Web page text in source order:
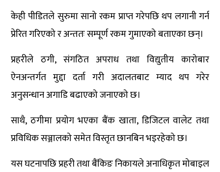
केही पीडितले सुरुमा सानो रकम प्राप्त गरेपछि थप लगानी गर्न
प्रेरित गरिएको र अन्ततः सम्पूर्ण रकम गुमाएको बताएका छन्।
प्रहरीले ठगी, संगठित अपराध तथा विद्युतीय कारोबार
ऐनअन्तर्गत मुद्दा दर्ता गरी अदालतबाट म्याद थप गरेर
अनुसन्धान अगाडि बढाएको जनाएको छ।
साथै, ठगीमा प्रयोग भएका बैंक खाता, डिजिटल वालेट तथा
प्रविधिक सञ्जालको समेत विस्तृत छानबिन भइरहेको छ।
यस घटनापछि प्रहरी तथा बैंकिङ निकायले अनाधिकृत मोबाइल